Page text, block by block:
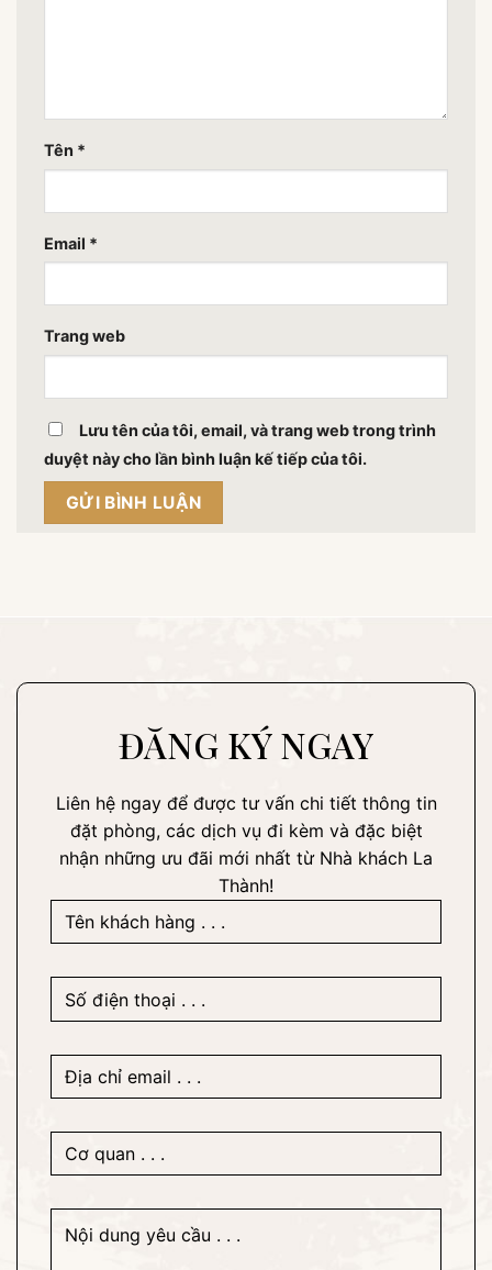
Tên *
Email *
Trang web
Lưu tên của tôi, email, và trang web trong trình
duyệt này cho lần bình luận kế tiếp của tôi.
ĐĂNG KÝ NGAY
Liên hệ ngay để được tư vấn chi tiết thông tin
đặt phòng, các dịch vụ đi kèm và đặc biệt
nhận những ưu đãi mới nhất từ Nhà khách La
Thành!